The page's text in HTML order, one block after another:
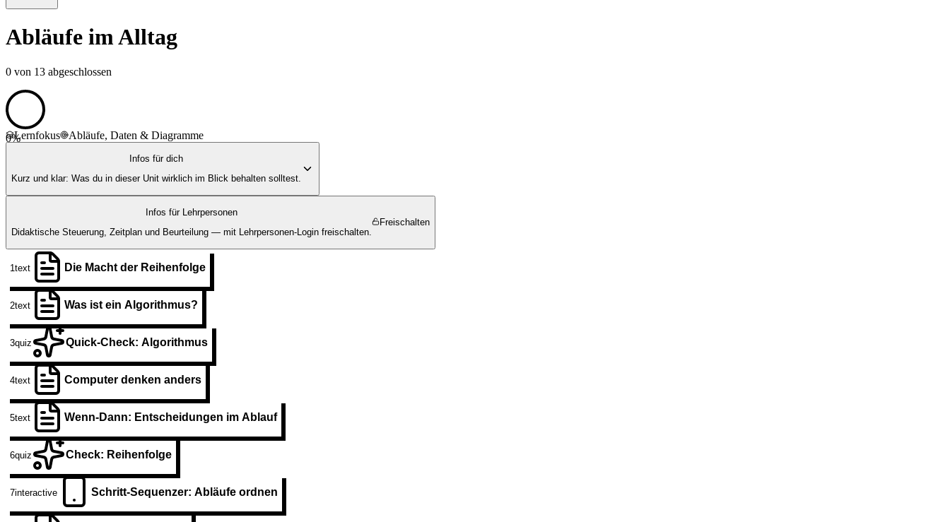
Abläufe im Alltag
0 von 13 abgeschlossen
0%
Lernfokus Abläufe, Daten & Diagramme
Infos für dich
Kurz und klar: Was du in dieser Unit wirklich im Blick behalten solltest.
Infos für Lehrpersonen
Didaktische Steuerung, Zeitplan und Beurteilung — mit Lehrpersonen-Login freischalten.
Freischalten
1text Die Macht der Reihenfolge
2text Was ist ein Algorithmus?
3quiz Quick-Check: Algorithmus
4text Computer denken anders
5text Wenn-Dann: Entscheidungen im Ablauf
6quiz Check: Reihenfolge
7interactive Schritt-Sequenzer: Abläufe ordnen